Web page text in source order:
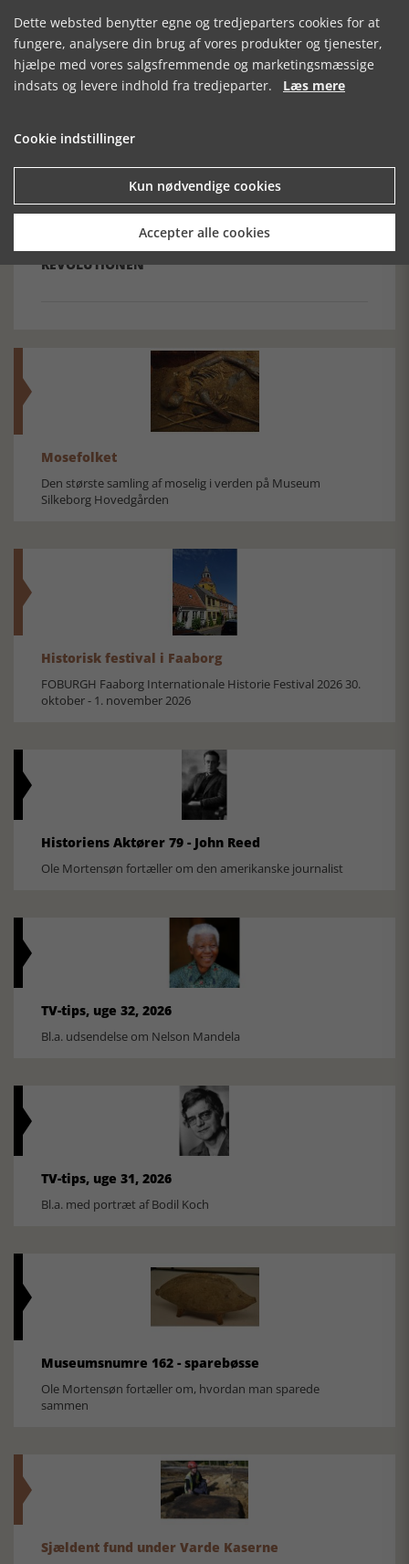
Forrige artikel
SE RELATEREDE ARTIKLER
REVOLUTIONEN
Mosefolket
Den største samling af moselig i verden på Museum
Silkeborg Hovedgården
Historisk festival i Faaborg
FOBURGH Faaborg Internationale Historie Festival 2026 30.
oktober - 1. november 2026
Historiens Aktører 79 - John Reed
Ole Mortensøn fortæller om den amerikanske journalist
TV-tips, uge 32, 2026
Bl.a. udsendelse om Nelson Mandela
TV-tips, uge 31, 2026
Bl.a. med portræt af Bodil Koch
Museumsnumre 162 - sparebøsse
Ole Mortensøn fortæller om, hvordan man sparede
sammen
Sjældent fund under Varde Kaserne
Dette websted benytter egne og tredjeparters cookies for at
fungere, analysere din brug af vores produkter og tjenester,
hjælpe med vores salgsfremmende og marketingsmæssige
indsats og levere indhold fra tredjeparter. Læs mere
Cookie indstillinger
Kun nødvendige cookies
Accepter alle cookies